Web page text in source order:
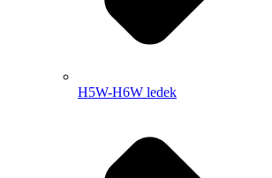
H5W-H6W ledek